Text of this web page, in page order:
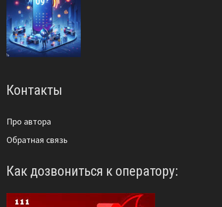
Контакты
Про автора
Обратная связь
Как дозвониться к оператору: